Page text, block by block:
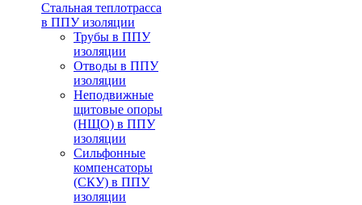
Стальная теплотрасса
в ППУ изоляции
Трубы в ППУ
изоляции
Отводы в ППУ
изоляции
Неподвижные
щитовые опоры
(НЩО) в ППУ
изоляции
Cильфонные
компенсаторы
(СКУ) в ППУ
изоляции